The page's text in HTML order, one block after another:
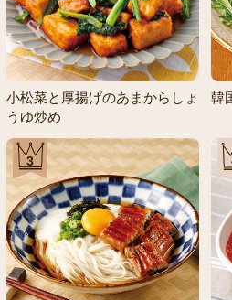
小松菜と厚揚げのあまからしょ
うゆ炒め
韓
3